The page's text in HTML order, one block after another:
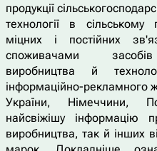
продукції
технології в сільському
міцних і постійних
споживачами засобів
виробництва й
інформаційно-рекламного
України, Німеччини,
найсвіжішу інформацію
виробництва, так й інших